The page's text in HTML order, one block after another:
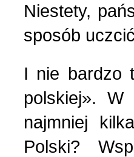
Niestety,
sposób
I nie bardzo
polskiej».
najmniej
Polski?